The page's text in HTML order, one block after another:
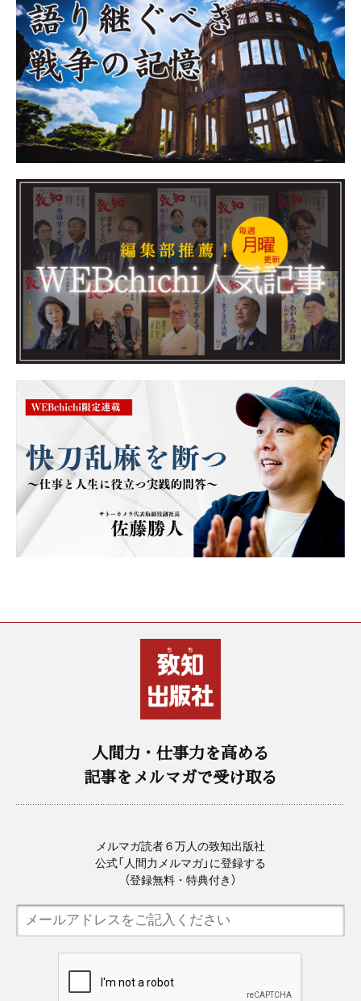
人間力・仕事力を高める
記事をメルマガで受け取る
メルマガ読者６万人の致知出版社
公式「人間力メルマガ」に登録する
（登録無料・特典付き）